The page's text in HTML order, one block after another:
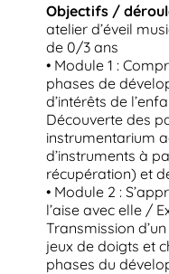
Objectifs /
atelier d’éveil
de 0/3 ans
• Module 1 :
phases de
d’intérêts de
Découverte des
instrumentarium
d’instruments à
récupération) et
• Module 2 :
l’aise avec elle /
Transmission
jeux de doigts et
phases du